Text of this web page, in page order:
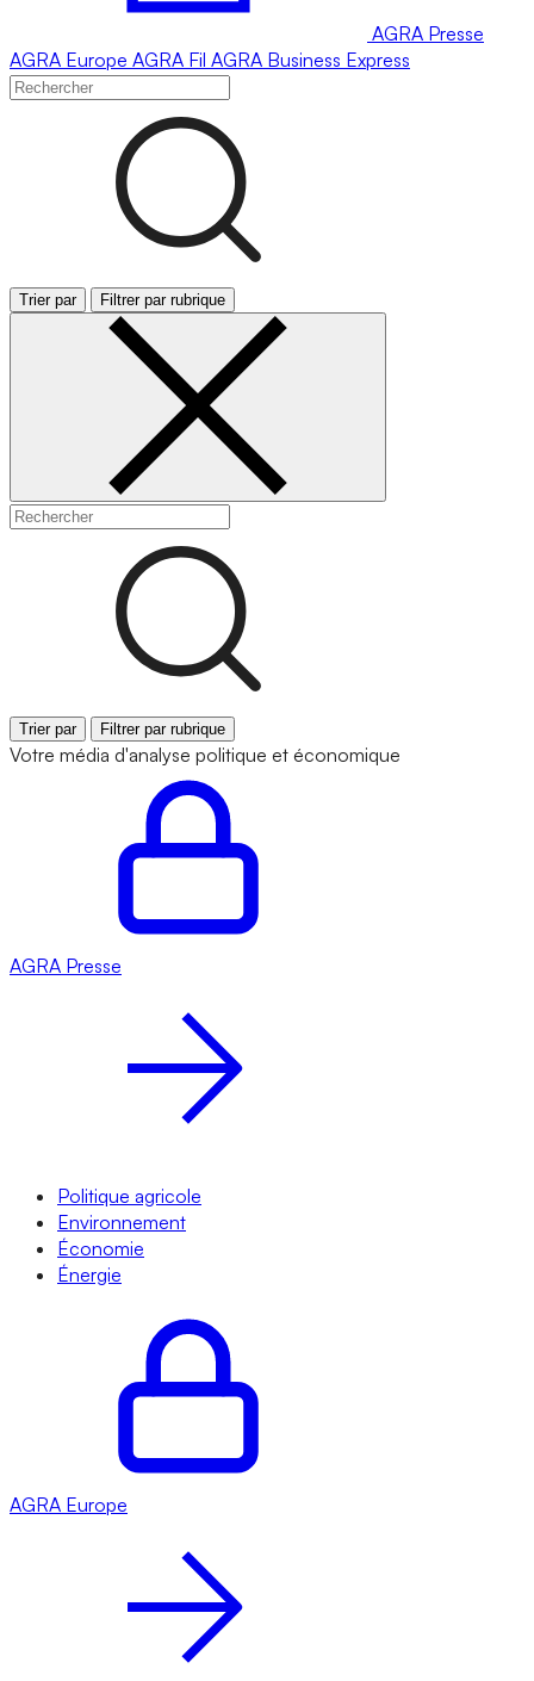
AGRA Presse
AGRA Europe AGRA Fil AGRA Business Express
Trier par Filtrer par rubrique
Trier par Filtrer par rubrique
Votre média d'analyse politique et économique
AGRA Presse
Politique agricole
Environnement
Économie
Énergie
AGRA Europe